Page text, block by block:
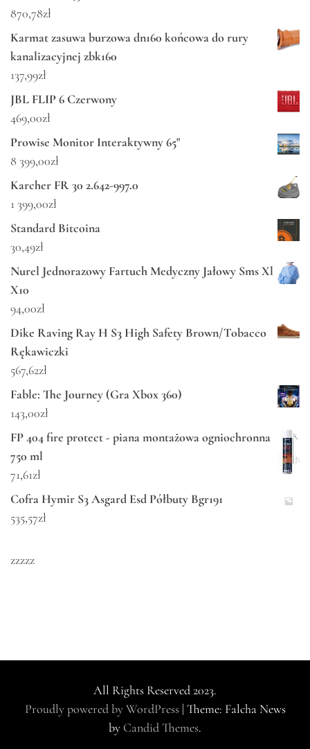
870,78zł
Karmat zasuwa burzowa dn160 końcowa do rury
kanalizacyjnej zbk160
137,99zł
JBL FLIP 6 Czerwony
469,00zł
Prowise Monitor Interaktywny 65"
8 399,00zł
Karcher FR 30 2.642-997.0
1 399,00zł
Standard Bitcoina
30,49zł
Nurel Jednorazowy Fartuch Medyczny Jałowy Sms Xl
X10
94,00zł
Dike Raving Ray H S3 High Safety Brown/Tobacco
Rękawiczki
567,62zł
Fable: The Journey (Gra Xbox 360)
143,00zł
FP 404 fire protect - piana montażowa ogniochronna
750 ml
71,61zł
Cofra Hymir S3 Asgard Esd Półbuty Bgr191
535,57zł
zzzzz
All Rights Reserved 2023.
Proudly powered by WordPress | Theme: Falcha News
by Candid Themes.